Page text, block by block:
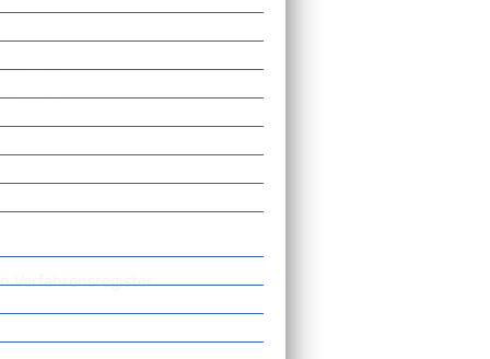
bei der zuständigen Stelle
das Landratsamt, die
oder die
Manche Behörden bieten
Zuverlässigkeit besitzen.
Verfahrensregister